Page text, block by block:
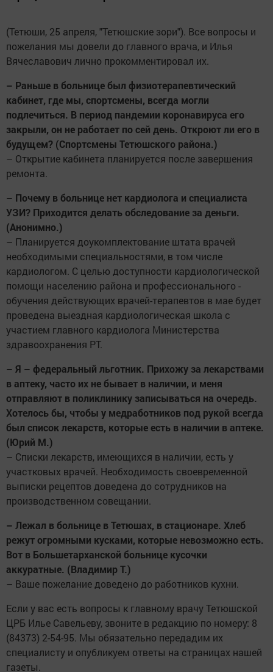
(Тетюши, 25 апреля, "Тетюшские зори"). Все вопросы и
пожелания мы довели до главного врача, и Илья
Вячеславович лично прокомментировал их.
– Раньше в больнице был физиотерапевтический
кабинет, где мы, спортсмены, всегда могли
подлечиться. В период пандемии коронавируса его
закрыли, он не работает по сей день. Откроют ли его в
будущем? (Спортсмены Тетюшского района.)
– Открытие кабинета планируется после завершения
ремонта.
– Почему в больнице нет кардиолога и специалиста
УЗИ? Приходится делать обследование за ­деньги.
(Анонимно.)
– Планируется доукомплектование штата врачей
необходимыми специальностями, в том числе
кардиологом. С целью доступности кардиологической
помощи населению района и профессионального ­
обучения действующих врачей-терапевтов в мае будет
проведена выездная кардиологическая школа с
участием главного кардиолога Министерства
здравоохранения РТ.
– Я – федеральный льготник. Прихожу за лекарствами
в аптеку, часто их не бывает в наличии, и меня
отправляют в поликлинику записываться на очередь.
Хотелось бы, чтобы у медработников под рукой всегда
был список лекарств, которые есть в наличии в аптеке.
(Юрий М.)
– Списки лекарств, имеющихся в наличии, есть у
участковых врачей. Необходимость своевременной
выписки рецептов доведена до сотрудников на
производственном совещании.
– Лежал в больнице в Тетюшах, в стационаре. Хлеб
режут огромными кусками, которые невозможно есть.
Вот в Большетарханской больнице кусочки
аккуратные. (Владимир Т.)
– Ваше пожелание доведено до ­работников кухни.
Если у вас есть вопросы к главному врачу Тетюшской
ЦРБ Илье Савельеву, звоните в редакцию по номеру: 8
(84373) 2-54-95. Мы обязательно передадим их
специалисту и опубликуем ответы на ­страницах нашей
газеты.